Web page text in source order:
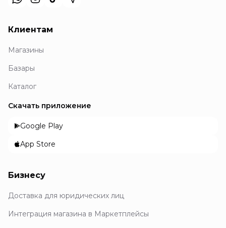
Клиентам
Магазины
Базары
Каталог
Скачать приложение
Google Play
App Store
Бизнесу
Доставка для юридических лиц
Интеграция магазина в Маркетплейсы